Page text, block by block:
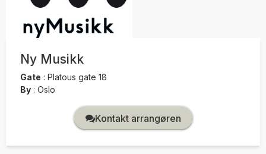
Ny Musikk
Gate : Platous gate 18
By : Oslo
Kontakt arrangøren